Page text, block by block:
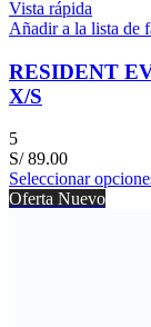
Vista rápida
Añadir a la lista de
RESIDENT
X/S
5
S/89.00
Seleccionar
Oferta Nuevo